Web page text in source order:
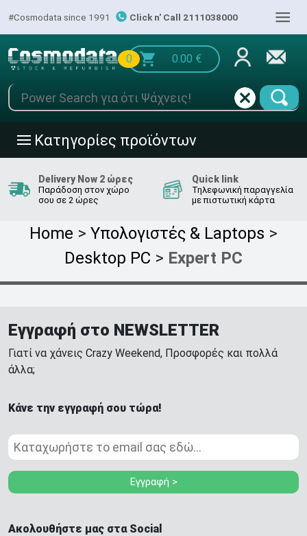
#Cosmodata since 1991 Click n' Call 2111038000 |||
0 0.00 €
||| Κατηγορίες προϊόντων
Delivery Now 2 ώρες
Παράδοση στον χώρο
σου σε 2 ώρες
Quick link
Τηλεφωνική παραγγελία
με πιστωτική κάρτα
Home > Υπολογιστές & Laptops >
Desktop PC > Expert PC
Εγγραφή στο NEWSLETTER
Γιατί να χάνεις Crazy Weekend, Προσφορές και πολλά
άλλα;
Κάνε την εγγραφή σου τώρα!
Εγγραφή >
Ακολουθήστε μας στα Social